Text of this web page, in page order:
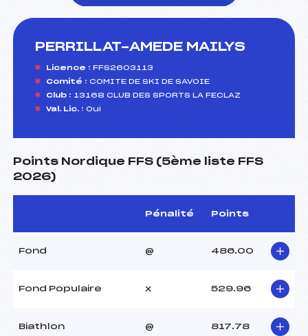
PERRILLAT-AMEDE MAILYS
Licence : FFS2603113
Comité : COMITE DE SKI DE SAVOIE
Club : 13168 CLUB DES SPORTS LA FECLAZ
Val. Lic. : Oui
Points Nordique FFS (5ème liste FFS
2026)
Pénalité Points
Fond @ 486.00
Fond Populaire x 529.96
Biathlon @ 817.78